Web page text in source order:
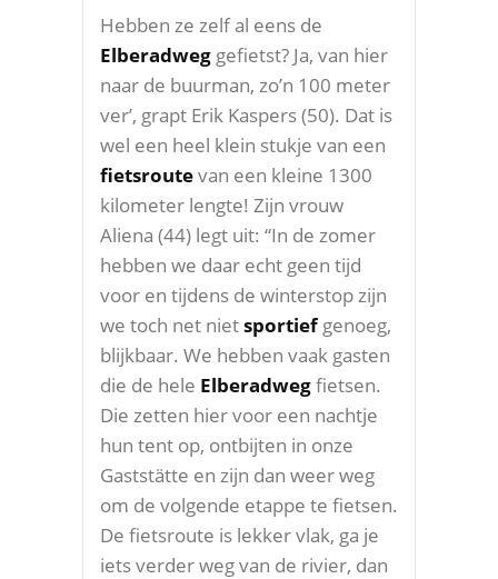
Hebben ze zelf al eens de
Elberadweg gefietst? Ja, van hier
naar de buurman, zo’n 100 meter
ver’, grapt Erik Kaspers (50). Dat is
wel een heel klein stukje van een
fietsroutevan een kleine 1300
kilometer lengte! Zijn vrouw
Aliena (44) legt uit: “In de zomer
hebben we daar echt geen tijd
voor en tijdens de winterstop zijn
we toch net nietsportiefgenoeg,
blijkbaar. We hebben vaak gasten
die de hele Elberadwegfietsen.
Die zetten hier voor een nachtje
hun tent op, ontbijten in onze
Gaststätte en zijn dan weer weg
om de volgende etappe te fietsen.
De fietsroute is lekker vlak, ga je
iets verder weg van de rivier, dan